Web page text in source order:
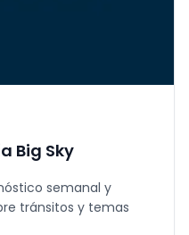
Big Sky
semanal y
tránsitos y temas